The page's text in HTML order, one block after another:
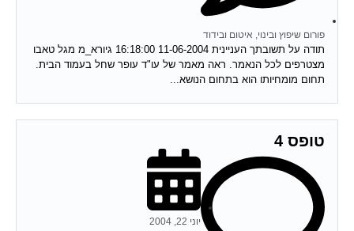
פורום שיפוץ ובינוי, איטום ובידוד
תודה על תשובתך העניינית 11-06-2004 16:18:00 גיורא_מ מגל טאבו
מצטרפים לכל הנאמר. ראה מאמר של עו"ד עופר שחל בעמוד הבית.
תחום מומחיותו הוא בתחום הנושא...
טופס 4
יוני 22, 2004